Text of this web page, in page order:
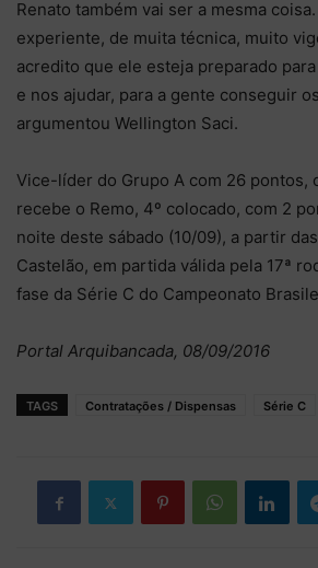
Renato também vai ser a mesma
experiente, de muita técnica, muito
acredito que ele esteja preparado
e nos ajudar, para a gente conseguir
argumentou Wellington Saci.
Vice-líder do Grupo A com 26 pontos,
recebe o Remo, 4º colocado, com 2
noite deste sábado (10/09), a partir
Castelão, em partida válida pela 17ª
fase da Série C do Campeonato
Portal Arquibancada, 08/09/2016
TAGS Contratações / Dispensas Série C